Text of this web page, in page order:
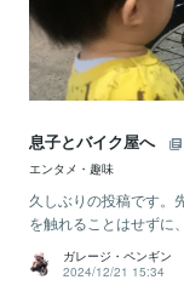
息子とバイク屋へ
エンタメ・趣味
久しぶりの投稿です。
を触れることはせずに
ガレージ・ペンギン
2024/12/21 15:34